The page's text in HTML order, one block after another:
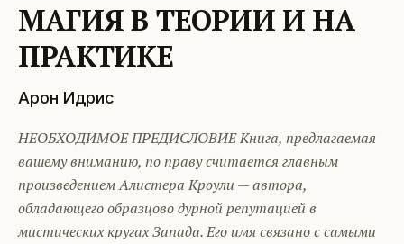
МАГИЯ В ТЕОРИИ И НА
ПРАКТИКЕ
Арон Идрис
НЕОБХОДИМОЕ ПРЕДИСЛОВИЕ Книга, предлагаемая
вашему вниманию, по праву считается главным
произведением Алистера Кроули — автора,
обладающего образцово дурной репутацией в
мистических кругах Запада. Его имя связано с самыми